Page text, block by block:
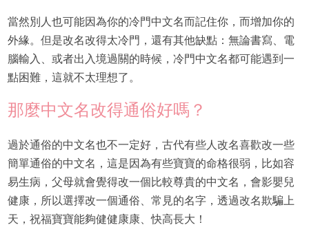
當然別人也可能因為你的冷門中文名而記住你，而增加你的
外緣。但是改名改得太冷門，還有其他缺點：無論書寫、電
腦輸入、或者出入境過關的時候，冷門中文名都可能遇到一
點困難，這就不太理想了。
那麼中文名改得通俗好嗎？
過於通俗的中文名也不一定好，古代有些人改名喜歡改一些
簡單通俗的中文名，這是因為有些寶寶的命格很弱，比如容
易生病，父母就會覺得改一個比較尊貴的中文名，會影嬰兒
健康，所以選擇改一個通俗、常見的名字，透過改名欺騙上
天，祝福寶寶能夠健健康康、快高長大！